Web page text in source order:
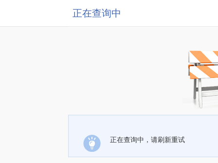
正在查询中
正在查询中，请刷新重试